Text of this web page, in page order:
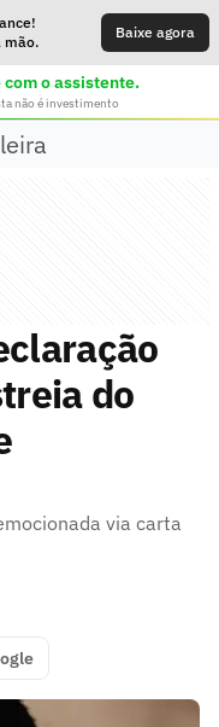
mão.
Baixe agora
com o assistente.
não é investimento
do
via carta